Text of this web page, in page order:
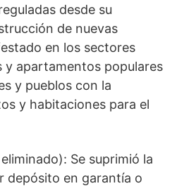
desde su
de nuevas
en los sectores
y apartamentos populares
y pueblos con la
y habitaciones para el
Se suprimió la
depósito en garantía o